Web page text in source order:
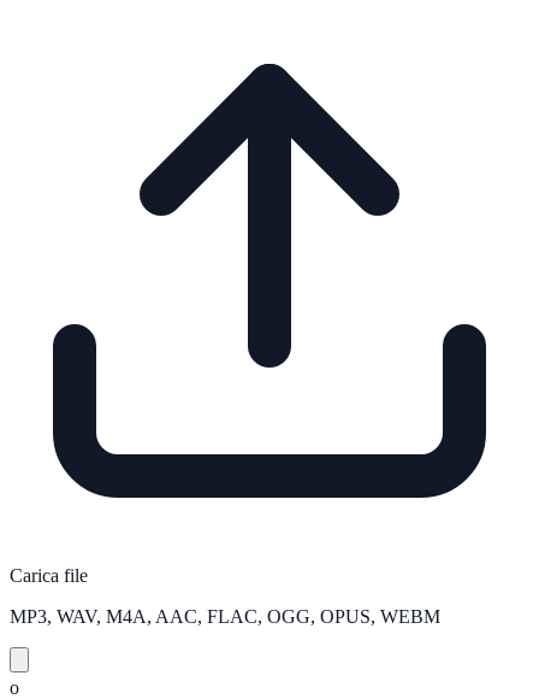
Carica file
MP3, WAV, M4A, AAC, FLAC, OGG, OPUS, WEBM
o